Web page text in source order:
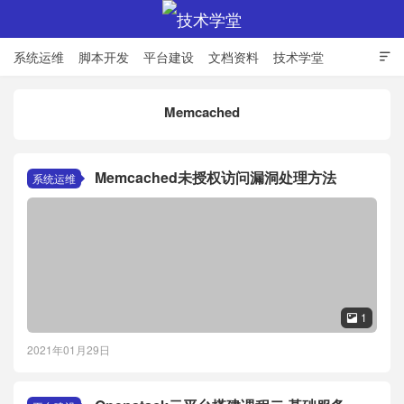

系统运维 脚本开发 平台建设 文档资料 技术学堂
Memcached
系统运维 Memcached未授权访问漏洞处理方法
 1
2021年01月29日